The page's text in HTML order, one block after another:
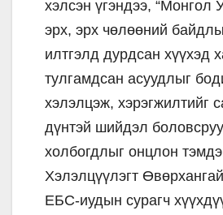
хэлсэн үгэндээ, “Монгол
эрх, эрх чөлөөний
илтгэлд дурдсан хүүхэд
тулгамдсан асуудлыг
хэлэлцэж, хэрэгжилтийг
дүнтэй шийдэл
холбогдлыг онцлон
Хэлэлцүүлэгт
ЕБС-иудын сурагч